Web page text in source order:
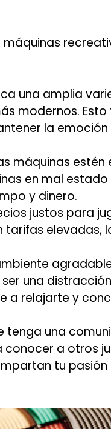
máquinas
una amplia
modernos. Esto
la
máquinas estén
en mal estado
y dinero.
justos para
tarifas elevadas,
una
a relajarte y
tenga una
a otros
tu pasión